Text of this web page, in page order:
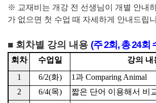
※ 교재비는 개강 전 선생님이 개별 안내
가 없으면 첫 수업 때 자세하게 안내드립
■ 회차별 강의 내용 (주2회,총24회
회차 수업일
강의 내
1
6/2(화) 1과 Comparing Animal
2
6/4(목)
짧은 단어 이용해서 비